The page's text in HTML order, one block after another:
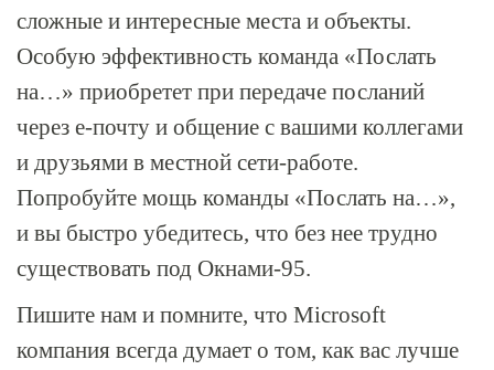
сложные и интересные места и объекты.
Особую эффективность команда «Послать
на…» приобретет при передаче посланий
через е-почту и общение с вашими коллегами
и друзьями в местной сети-работе.
Попробуйте мощь команды «Послать на…»,
и вы быстро убедитесь, что без нее трудно
существовать под Окнами-95.
Пишите нам и помните, что Microsoft
компания всегда думает о том, как вас лучше